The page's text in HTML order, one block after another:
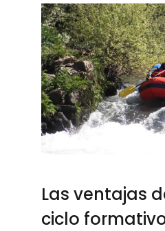
Las ventajas
ciclo